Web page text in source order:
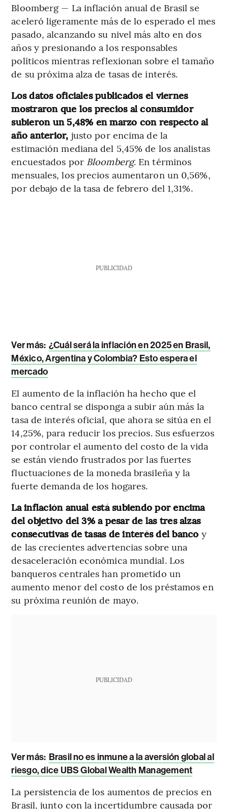
Bloomberg — La inflación anual de Brasil se
aceleró ligeramente más de lo esperado el mes
pasado, alcanzando su nivel más alto en dos
años y presionando a los responsables
políticos mientras reflexionan sobre el tamaño
de su próxima alza de tasas de interés.
Los datos oficiales publicados el viernes
mostraron que los precios al consumidor
subieron un 5,48% en marzo con respecto al
año anterior, justo por encima de la
estimación mediana del 5,45% de los analistas
encuestados por Bloomberg. En términos
mensuales, los precios aumentaron un 0,56%,
por debajo de la tasa de febrero del 1,31%.
PUBLICIDAD
Ver más: ¿Cuál será la inflación en 2025 en Brasil,
México, Argentina y Colombia? Esto espera el
mercado
El aumento de la inflación ha hecho que el
banco central se disponga a subir aún más la
tasa de interés oficial, que ahora se sitúa en el
14,25%, para reducir los precios. Sus esfuerzos
por controlar el aumento del costo de la vida
se están viendo frustrados por las fuertes
fluctuaciones de la moneda brasileña y la
fuerte demanda de los hogares.
La inflación anual está subiendo por encima
del objetivo del 3% a pesar de las tres alzas
consecutivas de tasas de interés del banco y
de las crecientes advertencias sobre una
desaceleración económica mundial. Los
banqueros centrales han prometido un
aumento menor del costo de los préstamos en
su próxima reunión de mayo.
PUBLICIDAD
Ver más: Brasil no es inmune a la aversión global al
riesgo, dice UBS Global Wealth Management
La persistencia de los aumentos de precios en
Brasil, junto con la incertidumbre causada por